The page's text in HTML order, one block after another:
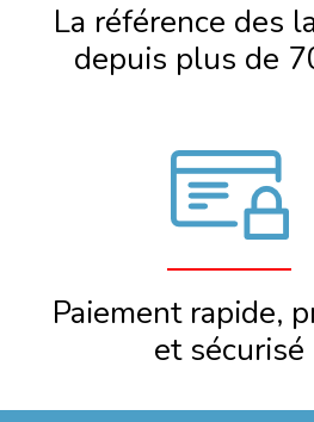
La référence des
depuis plus de
Paiement rapide,
et sécurisé